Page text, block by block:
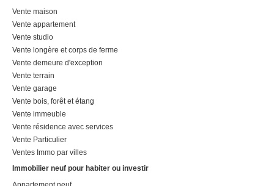
Vente maison
Vente appartement
Vente studio
Vente longère et corps de ferme
Vente demeure d'exception
Vente terrain
Vente garage
Vente bois, forêt et étang
Vente immeuble
Vente résidence avec services
Vente Particulier
Ventes Immo par villes
Immobilier neuf pour habiter ou investir